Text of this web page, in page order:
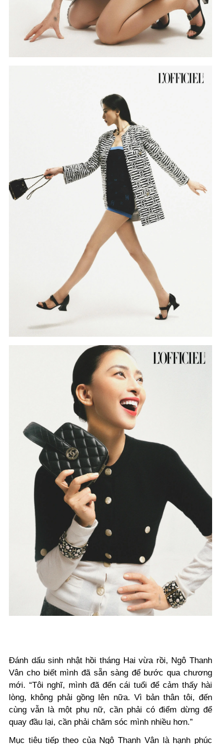
Đánh dấu sinh nhật hồi tháng Hai vừa rồi, Ngô Thanh
Vân cho biết mình đã sẵn sàng để bước qua chương
mới. “Tôi nghĩ, mình đã đến cái tuổi để cảm thấy hài
lòng, không phải gồng lên nữa. Vì bản thân tôi, đến
cùng vẫn là một phụ nữ, cần phải có điểm dừng để
quay đầu lại, cần phải chăm sóc mình nhiều hơn.”
Mục tiêu tiếp theo của Ngô Thanh Vân là hạnh phúc